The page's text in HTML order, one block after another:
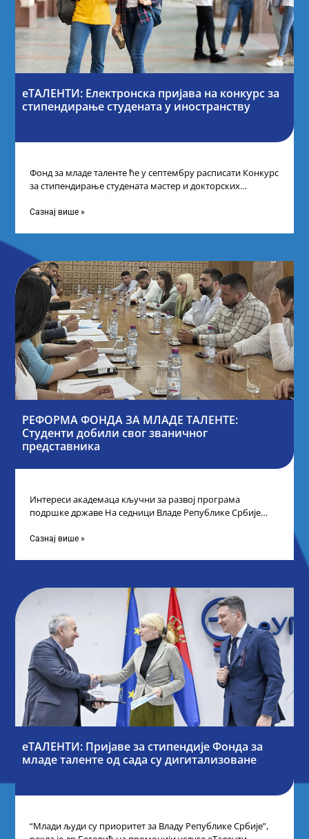
еТАЛЕНТИ: Електронска пријава на конкурс за
стипендирање студената у иностранству
Фонд за младе таленте ће у септембру расписати Конкурс
за стипендирање студената мастер и докторских
академских студија у иностранству, на
Сазнај више »
РЕФОРМА ФОНДА ЗА МЛАДЕ ТАЛЕНТЕ:
Студенти добили свог званичног
представника
Интереси академаца кључни за развој програма
подршке државе На седници Владе Републике Србије
Сазнај више »
еТАЛЕНТИ: Пријаве за стипендије Фонда за
младе таленте од сада су дигитализоване
“Млади људи су приоритет за Владу Републике Србије”,